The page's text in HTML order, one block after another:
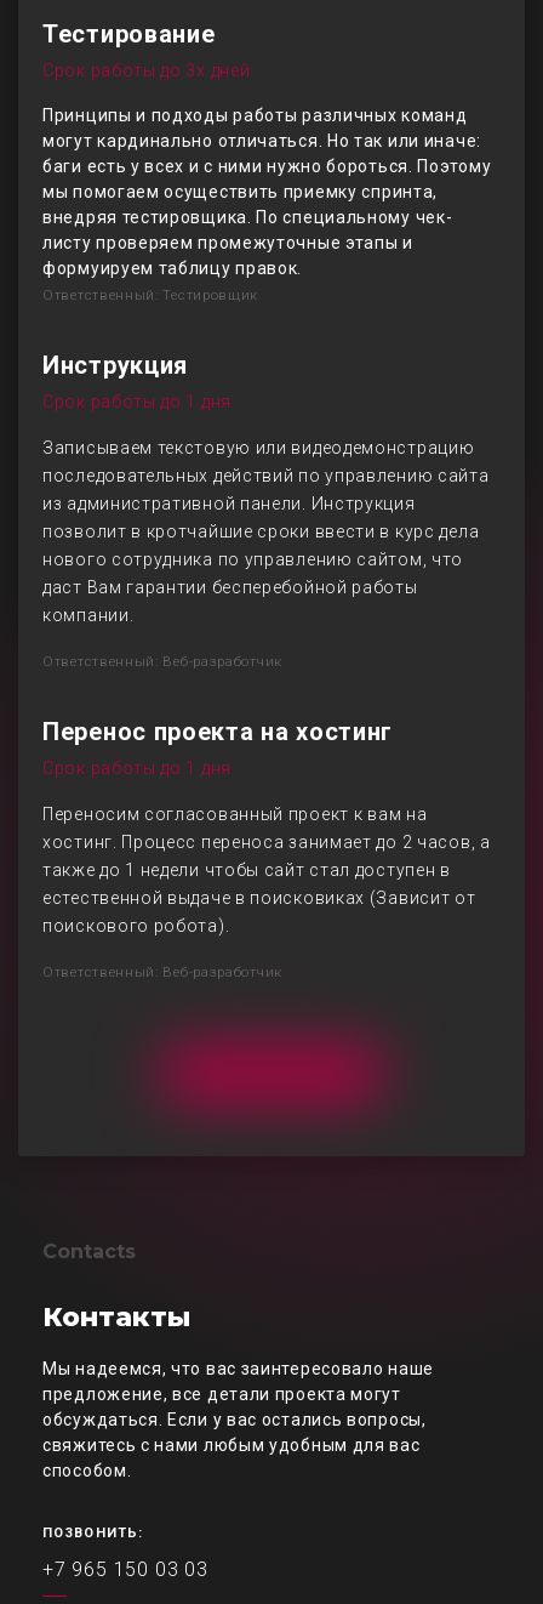
Тестирование
Срок работы до 3х дней
Принципы и подходы работы различных команд
могут кардинально отличаться. Но так или иначе:
баги есть у всех и с ними нужно бороться. Поэтому
мы помогаем осуществить приемку спринта,
внедряя тестировщика. По специальному чек-
листу проверяем промежуточные этапы и
формуируем таблицу правок.
Ответственный: Тестировщик
Инструкция
Срок работы до 1 дня
Записываем текстовую или видеодемонстрацию
последовательных действий по управлению сайта
из административной панели. Инструкция
позволит в кротчайшие сроки ввести в курс дела
нового сотрудника по управлению сайтом, что
даст Вам гарантии бесперебойной работы
компании.
Ответственный: Веб-разработчик
Перенос проекта на хостинг
Срок работы до 1 дня
Переносим согласованный проект к вам на
хостинг. Процесс переноса занимает до 2 часов, а
также до 1 недели чтобы сайт стал доступен в
естественной выдаче в поисковиках (Зависит от
поискового робота).
Ответственный: Веб-разработчик
Contacts
Контакты
Мы надеемся, что вас заинтересовало наше
предложение, все детали проекта могут
обсуждаться. Если у вас остались вопросы,
свяжитесь с нами любым удобным для вас
способом.
ПОЗВОНИТЬ:
+7 965 150 03 03